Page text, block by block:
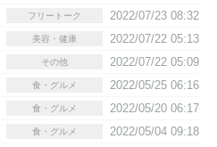
フリートーク
2022/07/23 08:32
美容・健康
2022/07/22 05:13
その他
2022/07/22 05:09
食・グルメ
2022/05/25 06:16
食・グルメ
2022/05/20 06:17
食・グルメ 2022/05/04 09:18